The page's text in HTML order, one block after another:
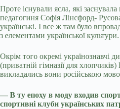
Проте існували ясла, які заснувала
педагогиня Софія Лінсфорд-
українські. І все ж там було
з елементами української культури.
Окрім того окремі українознавчі
(приватній гімназії для
викладались вони російською
— В ту епоху в моду входив
спортивні клуби українських